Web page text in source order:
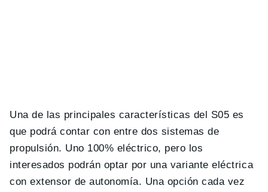
Una de las principales características del S05 es
que podrá contar con entre dos sistemas de
propulsión. Uno 100% eléctrico, pero los
interesados podrán optar por una variante eléctrica
con extensor de autonomía. Una opción cada vez